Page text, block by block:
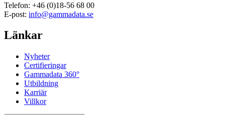
Telefon: +46 (0)18-56 68 00
E-post: info@gammadata.se
Länkar
Nyheter
Certifieringar
Gammadata 360°
Utbildning
Karriär
Villkor